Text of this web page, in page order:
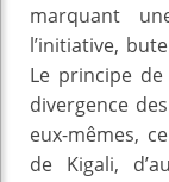
marquant
l’initiative,
Le principe
divergence
eux-mêmes,
de Kigali,